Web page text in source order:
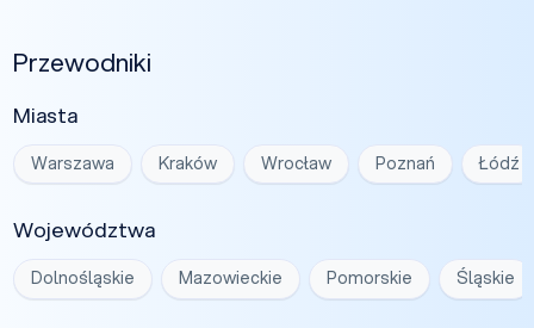
Przewodniki
Miasta
Warszawa Kraków Wrocław Poznań Łódź
Województwa
Dolnośląskie Mazowieckie Pomorskie Śląskie